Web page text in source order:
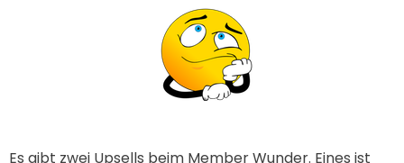
Es gibt zwei Upsells beim Member Wunder. Eines ist